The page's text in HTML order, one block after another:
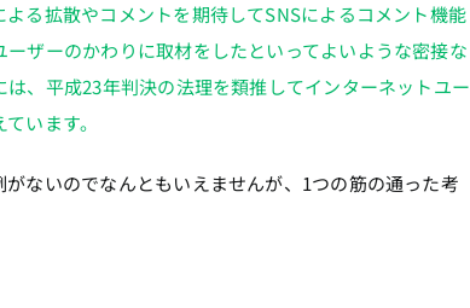
る拡散やコメントを期待してSNSによるコメント機能
ザーのかわりに取材をしたといってよいような密接な
、平成23年判決の法理を類推してインターネットユー
います。
ないのでなんともいえませんが、1つの筋の通った考